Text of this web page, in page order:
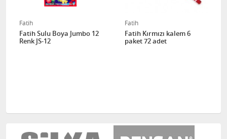
Fatih
Fatih Sulu Boya Jumbo 12
Renk JS-12
Fatih
Fatih Kırmızı kalem 6
paket 72 adet